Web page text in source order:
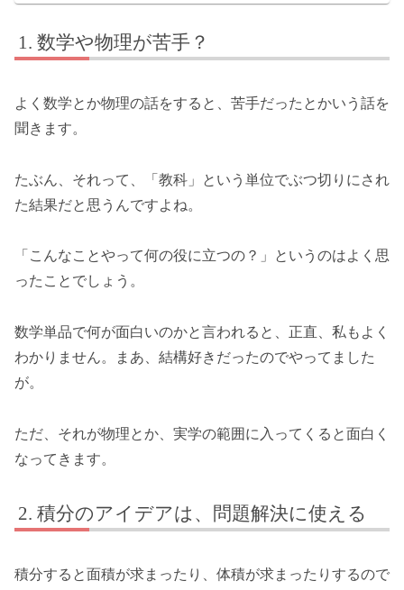
数学や物理が苦手？
よく数学とか物理の話をすると、苦手だったとかいう話を
聞きます。
たぶん、それって、「教科」という単位でぶつ切りにされ
た結果だと思うんですよね。
「こんなことやって何の役に立つの？」というのはよく思
ったことでしょう。
数学単品で何が面白いのかと言われると、正直、私もよく
わかりません。まあ、結構好きだったのでやってました
が。
ただ、それが物理とか、実学の範囲に入ってくると面白く
なってきます。
積分のアイデアは、問題解決に使える
積分すると面積が求まったり、体積が求まったりするので